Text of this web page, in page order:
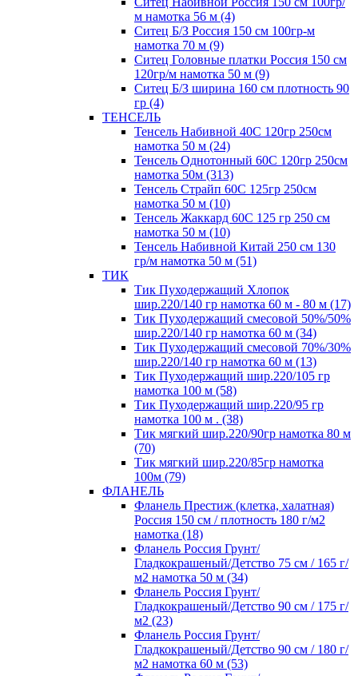
м намотка 56 м (4)
Ситец Б/З Россия 150 см 100гр-м
намотка 70 м (9)
Ситец Головные платки Россия 150 см
120гр/м намотка 50 м (9)
Ситец Б/З ширина 160 см плотность 90
гр (4)
ТЕНСЕЛЬ
Тенсель Набивной 40С 120гр 250см
намотка 50 м (24)
Тенсель Однотонный 60С 120гр 250см
намотка 50м (313)
Тенсель Страйп 60С 125гр 250см
намотка 50 м (10)
Тенсель Жаккард 60С 125 гр 250 см
намотка 50 м (10)
Тенсель Набивной Китай 250 см 130
гр/м намотка 50 м (51)
ТИК
Тик Пуходержащий Хлопок
шир.220/140 гр намотка 60 м - 80 м (17)
Тик Пуходержащий смесовой 50%/50%
шир.220/140 гр намотка 60 м (34)
Тик Пуходержащий смесовой 70%/30%
шир.220/140 гр намотка 60 м (13)
Тик Пуходержащий шир.220/105 гр
намотка 100 м (58)
Тик Пуходержащий шир.220/95 гр
намотка 100 м . (38)
Тик мягкий шир.220/90гр намотка 80 м
(70)
Тик мягкий шир.220/85гр намотка
100м (79)
ФЛАНЕЛЬ
Фланель Престиж (клетка, халатная)
Россия 150 см / плотность 180 г/м2
намотка (18)
Фланель Россия Грунт/
Гладкокрашеный/Детство 75 см / 165 г/
м2 намотка 50 м (34)
Фланель Россия Грунт/
Гладкокрашеный/Детство 90 см / 175 г/
м2 (23)
Фланель Россия Грунт/
Гладкокрашеный/Детство 90 см / 180 г/
м2 намотка 60 м (53)